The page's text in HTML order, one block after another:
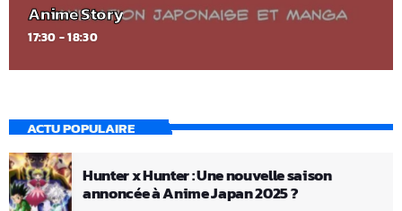
Anime Story
17:30 - 18:30
ACTU POPULAIRE
Hunter x Hunter : Une nouvelle saison
annoncée à Anime Japan 2025 ?